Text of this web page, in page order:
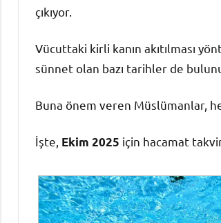
çıkıyor.
Vücuttaki kirli kanın akıtılması
sünnet olan bazı tarihler de
Buna önem veren Müslümanlar,
İşte, Ekim 2025 için hacamat